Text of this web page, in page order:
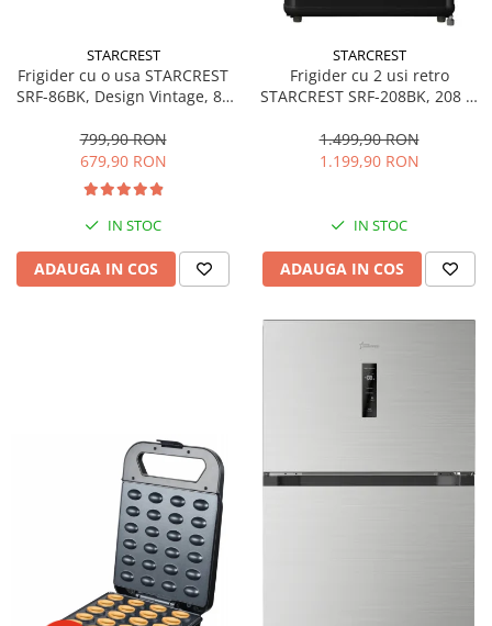
STARCREST
Frigider cu o usa STARCREST
SRF-86BK, Design Vintage, 85
interioara, H 84 cm, Negru
799,90 RON
679,90 RON
IN STOC
ADAUGA IN COS
STARCREST
Frigider cu 2 usi retro
STARCREST SRF-208BK, 208 L,
Iluminare LED, Termostat
Reglabil, H 147 cm, Negru
1.499,90 RON
1.199,90 RON
IN STOC
ADAUGA IN COS